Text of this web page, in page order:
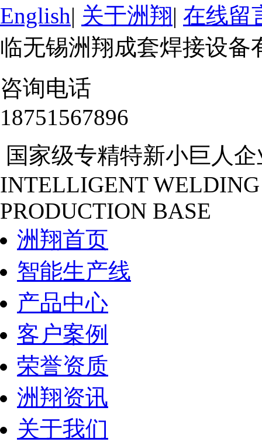
English| 关于洲翔| 在线留
临无锡洲翔成套焊接设备
咨询电话
18751567896
国家级专精特新小巨人企
INTELLIGENT
PRODUCTION BASE
洲翔首页
智能生产线
产品中心
客户案例
荣誉资质
洲翔资讯
关于我们